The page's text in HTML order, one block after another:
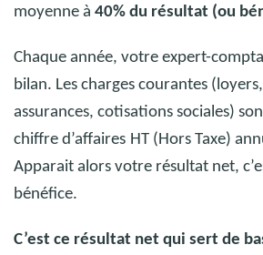
moyenne à 40% du résultat (ou
Chaque année, votre expert-
bilan. Les charges courantes
assurances, cotisations sociales)
chiffre d’affaires HT (Hors Taxe)
Apparait alors votre résultat net,
bénéfice.
C’est ce résultat net qui sert de